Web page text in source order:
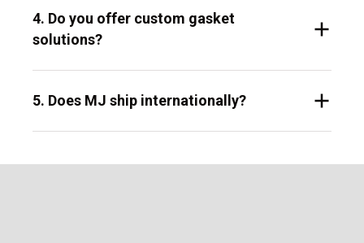
4. Do you offer custom gasket
solutions?
5. Does MJ ship internationally?